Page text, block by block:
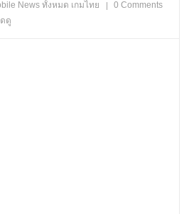
News ทั้งหมด เกมไทย | 0 Comments
ดู